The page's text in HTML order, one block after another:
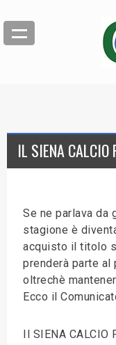
IL SIENA CALCIO
Se ne parlava da
stagione è
acquisto il titolo
prenderà parte al
oltrechè
Ecco il
Il SIENA CALCIO